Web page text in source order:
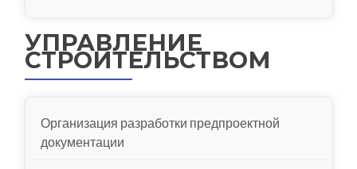
УПРАВЛЕНИЕ
СТРОИТЕЛЬСТВОМ
Организация разработки предпроектной
документации